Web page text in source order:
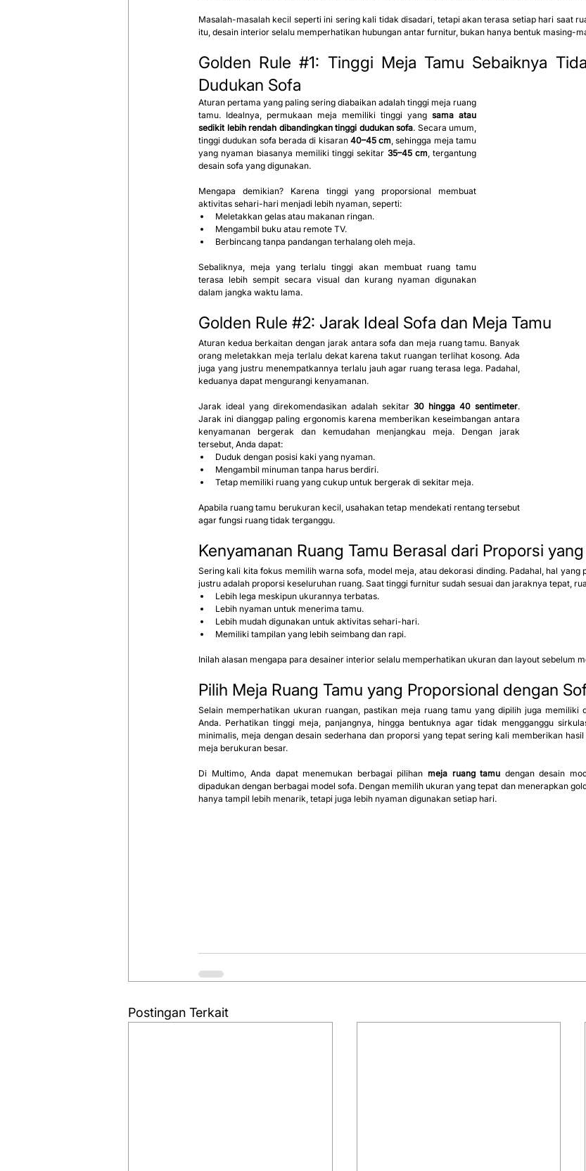
Masalah-masalah kecil seperti ini sering kali tidak disadari, tetapi akan terasa setiap hari saat
itu, desain interior selalu memperhatikan hubungan antar furnitur, bukan hanya bentuk masing-
Golden Rule #1: Tinggi Meja Tamu Sebaiknya
Dudukan Sofa
Aturan pertama yang paling sering diabaikan adalah tinggi meja ruang
tamu. Idealnya, permukaan meja memiliki tinggi yang sama atau
sedikit lebih rendah dibandingkan tinggi dudukan sofa. Secara umum,
tinggi dudukan sofa berada di kisaran 40–45 cm, sehingga meja tamu
yang nyaman biasanya memiliki tinggi sekitar 35–45 cm, tergantung
desain sofa yang digunakan.
Mengapa demikian? Karena tinggi yang proporsional membuat
aktivitas sehari-hari menjadi lebih nyaman, seperti:
Meletakkan gelas atau makanan ringan.
Mengambil buku atau remote TV.
Berbincang tanpa pandangan terhalang oleh meja.
Sebaliknya, meja yang terlalu tinggi akan membuat ruang tamu
terasa lebih sempit secara visual dan kurang nyaman digunakan
dalam jangka waktu lama.
Golden Rule #2: Jarak Ideal Sofa dan Meja Tamu
Aturan kedua berkaitan dengan jarak antara sofa dan meja ruang tamu. Banyak
orang meletakkan meja terlalu dekat karena takut ruangan terlihat kosong. Ada
juga yang justru menempatkannya terlalu jauh agar ruang terasa lega. Padahal,
keduanya dapat mengurangi kenyamanan.
Jarak ideal yang direkomendasikan adalah sekitar 30 hingga 40 sentimeter.
Jarak ini dianggap paling ergonomis karena memberikan keseimbangan antara
kenyamanan bergerak dan kemudahan menjangkau meja. Dengan jarak
tersebut, Anda dapat:
Duduk dengan posisi kaki yang nyaman.
Mengambil minuman tanpa harus berdiri.
Tetap memiliki ruang yang cukup untuk bergerak di sekitar meja.
Apabila ruang tamu berukuran kecil, usahakan tetap mendekati rentang tersebut
agar fungsi ruang tidak terganggu.
Kenyamanan Ruang Tamu Berasal dari Proporsi
Sering kali kita fokus memilih warna sofa, model meja, atau dekorasi dinding. Padahal, hal yang
justru adalah proporsi keseluruhan ruang. Saat tinggi furnitur sudah sesuai dan jaraknya tepat,
Lebih lega meskipun ukurannya terbatas.
Lebih nyaman untuk menerima tamu.
Lebih mudah digunakan untuk aktivitas sehari-hari.
Memiliki tampilan yang lebih seimbang dan rapi.
Inilah alasan mengapa para desainer interior selalu memperhatikan ukuran dan layout sebelum
Pilih Meja Ruang Tamu yang Proporsional dengan
Selain memperhatikan ukuran ruangan, pastikan meja ruang tamu yang dipilih juga memiliki
Anda. Perhatikan tinggi meja, panjangnya, hingga bentuknya agar tidak mengganggu
minimalis, meja dengan desain sederhana dan proporsi yang tepat sering kali memberikan
meja berukuran besar.
Di Multimo, Anda dapat menemukan berbagai pilihan meja ruang tamu dengan desain
dipadukan dengan berbagai model sofa. Dengan memilih ukuran yang tepat dan menerapkan
hanya tampil lebih menarik, tetapi juga lebih nyaman digunakan setiap hari.
Postingan Terkait